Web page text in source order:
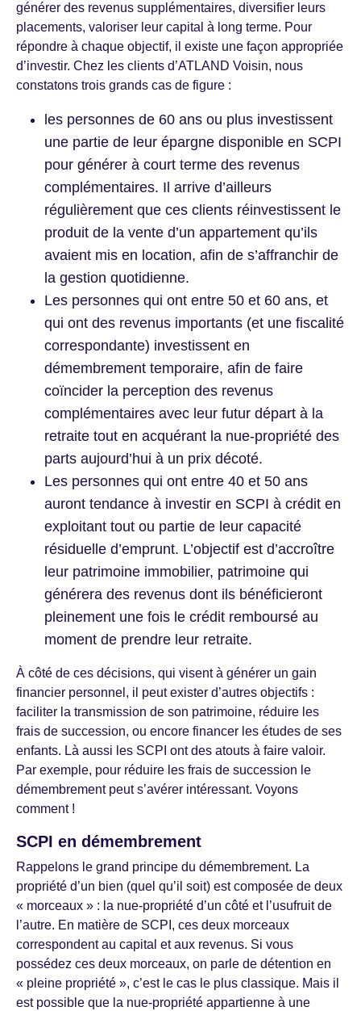
générer des revenus supplémentaires, diversifier leurs
placements, valoriser leur capital à long terme. Pour
répondre à chaque objectif, il existe une façon appropriée
d’investir. Chez les clients d’ATLAND Voisin, nous
constatons trois grands cas de figure :
les personnes de 60 ans ou plus investissent
une partie de leur épargne disponible en SCPI
pour générer à court terme des revenus
complémentaires. Il arrive d’ailleurs
régulièrement que ces clients réinvestissent le
produit de la vente d’un appartement qu’ils
avaient mis en location, afin de s’affranchir de
la gestion quotidienne.
Les personnes qui ont entre 50 et 60 ans, et
qui ont des revenus importants (et une fiscalité
correspondante) investissent en
démembrement temporaire, afin de faire
coïncider la perception des revenus
complémentaires avec leur futur départ à la
retraite tout en acquérant la nue-propriété des
parts aujourd’hui à un prix décoté.
Les personnes qui ont entre 40 et 50 ans
auront tendance à investir en SCPI à crédit en
exploitant tout ou partie de leur capacité
résiduelle d’emprunt. L’objectif est d’accroître
leur patrimoine immobilier, patrimoine qui
générera des revenus dont ils bénéficieront
pleinement une fois le crédit remboursé au
moment de prendre leur retraite.
À côté de ces décisions, qui visent à générer un gain
financier personnel, il peut exister d’autres objectifs :
faciliter la transmission de son patrimoine, réduire les
frais de succession, ou encore financer les études de ses
enfants. Là aussi les SCPI ont des atouts à faire valoir.
Par exemple, pour réduire les frais de succession le
démembrement peut s’avérer intéressant. Voyons
comment !
SCPI en démembrement
Rappelons le grand principe du démembrement. La
propriété d’un bien (quel qu’il soit) est composée de deux
« morceaux » : la nue-propriété d’un côté et l’usufruit de
l’autre. En matière de SCPI, ces deux morceaux
correspondent au capital et aux revenus. Si vous
possédez ces deux morceaux, on parle de détention en
« pleine propriété », c’est le cas le plus classique. Mais il
est possible que la nue-propriété appartienne à une